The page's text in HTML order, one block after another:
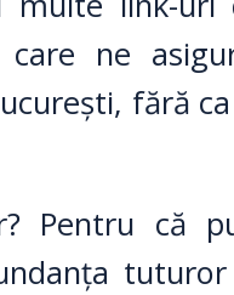
care ne
fără
Pentru că